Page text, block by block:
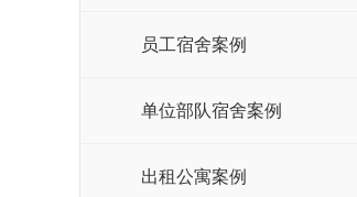
员工宿舍案例
单位部队宿舍案例
出租公寓案例